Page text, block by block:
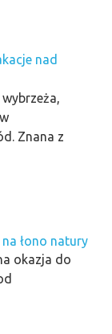
nad
Znana z
łono natury
okazja do